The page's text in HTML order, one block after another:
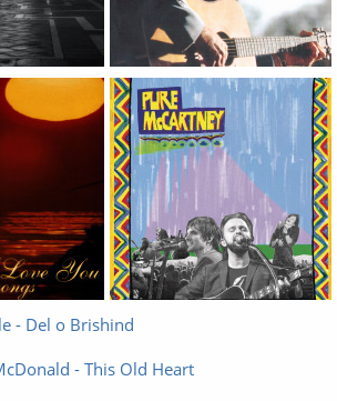
- Del o Brishind
- This Old Heart